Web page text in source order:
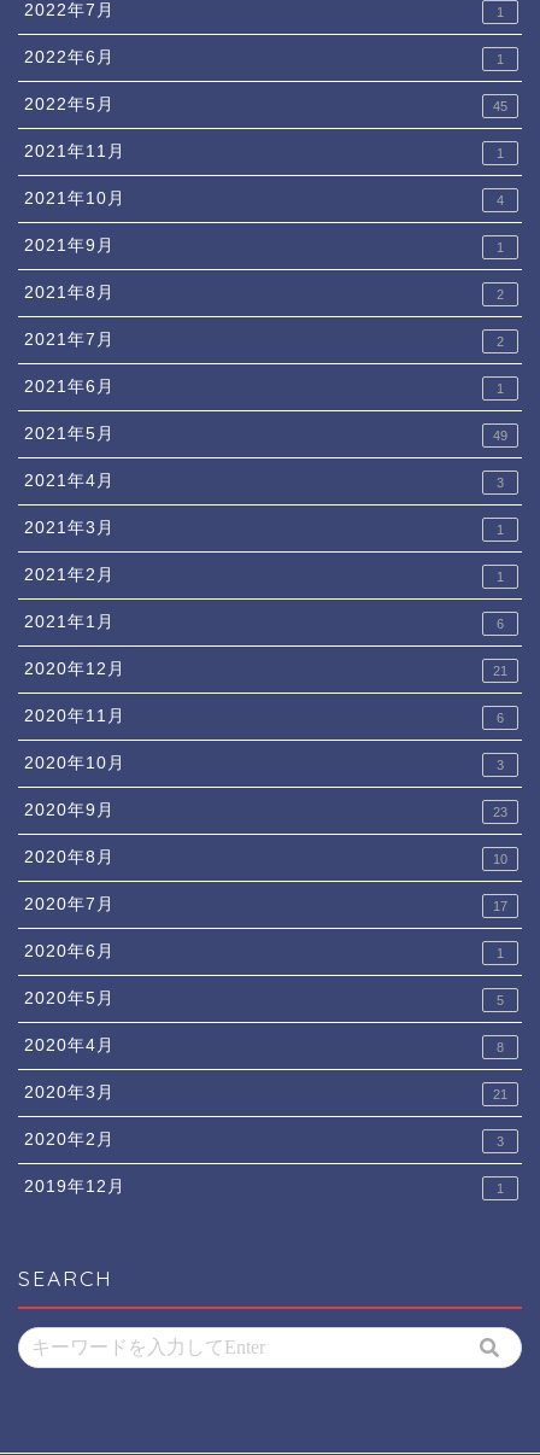
2022年7月 1
2022年6月 1
2022年5月 45
2021年11月 1
2021年10月 4
2021年9月 1
2021年8月 2
2021年7月 2
2021年6月 1
2021年5月 49
2021年4月 3
2021年3月 1
2021年2月 1
2021年1月 6
2020年12月 21
2020年11月 6
2020年10月 3
2020年9月 23
2020年8月 10
2020年7月 17
2020年6月 1
2020年5月 5
2020年4月 8
2020年3月 21
2020年2月 3
2019年12月 1
SEARCH